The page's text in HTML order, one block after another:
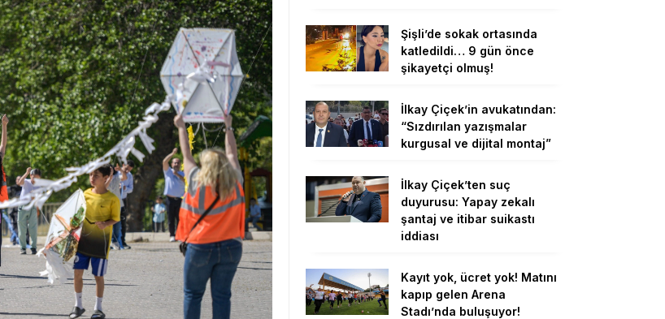
Şişli’de sokak ortasında
katledildi… 9 gün önce
şikayetçi olmuş!
İlkay Çiçek’in avukatından:
“Sızdırılan yazışmalar
kurgusal ve dijital montaj”
İlkay Çiçek’ten suç
duyurusu: Yapay zekalı
şantaj ve itibar suikastı
iddiası
Kayıt yok, ücret yok! Matını
kapıp gelen Arena
Stadı’nda buluşuyor!